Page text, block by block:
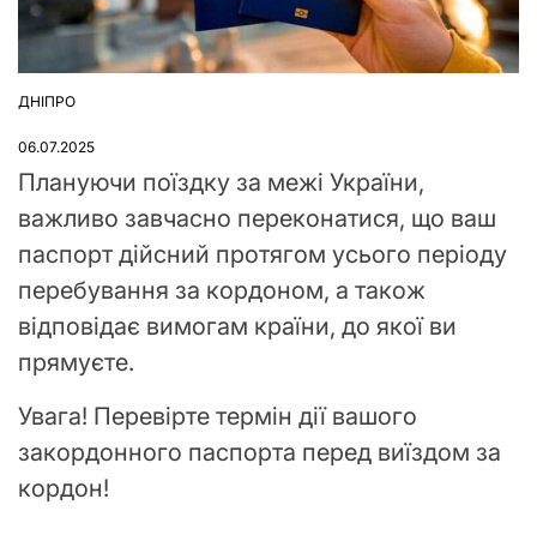
ОПУБЛІКУВАТИ
ДНІПРО
06.07.2025
Плануючи поїздку за межі України,
важливо завчасно переконатися, що ваш
паспорт дійсний протягом усього періоду
перебування за кордоном, а також
відповідає вимогам країни, до якої ви
прямуєте.
Увага! Перевірте термін дії вашого
закордонного паспорта перед виїздом за
кордон!